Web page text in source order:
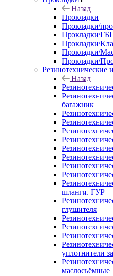
Назад
Прокладки
Прокладки/
Прокладки/
Прокладки/
Прокладки/
Прокладки/
Резинотехнические
Назад
багажник
шланги, ГУР
глушителя
уплотнители
маслосъёмные